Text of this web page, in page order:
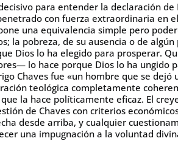
para entender la declaración de
con fuerza extraordinaria en
una equivalencia simple pero
la pobreza, de su ausencia o de
Dios lo ha elegido para prosperar.
lo hace porque Dios lo ha ungido
Chaves fue «un hombre que se dejó
teológica completamente
la hace políticamente eficaz. El
de Chaves con criterios
desde arriba, y cualquier
una impugnación a la voluntad